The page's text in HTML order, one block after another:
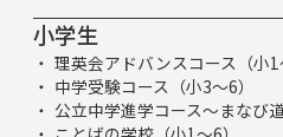
小学生
理英会アドバンスコース（小1
中学受験コース（小3～6）
公立中学進学コース～まなび